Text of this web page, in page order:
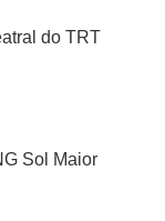
do TRT
Sol Maior